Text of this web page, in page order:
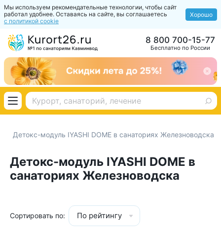
Мы используем рекомендательные технологии, чтобы сайт
работал удобнее. Оставаясь на сайте, вы соглашаетесь
с политикой cookie
Хорошо
Бесплатно по России
8 800 700-15-77
Детокс-модуль IYASHI DOME в санаториях Железноводска
Детокс-модуль IYASHI DOME в
санаториях Железноводска
Сортировать по: По рейтингу